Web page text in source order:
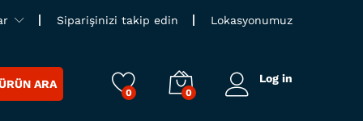
Siparişinizi takip edin Lokasyonumuz
ARA
0 0
Log in